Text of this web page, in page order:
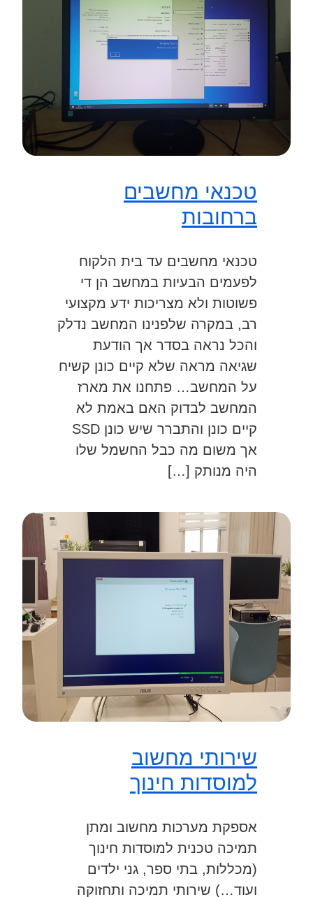
טכנאי מחשבים
ברחובות
טכנאי מחשבים עד בית הלקוח
לפעמים הבעיות במחשב הן די
פשוטות ולא מצריכות ידע מקצועי
רב, במקרה שלפנינו המחשב נדלק
והכל נראה בסדר אך הודעת
שגיאה מראה שלא קיים כונן קשיח
על המחשב… פתחנו את מארז
המחשב לבדוק האם באמת לא
קיים כונן והתברר שיש כונן SSD
אך משום מה כבל החשמל שלו
היה מנותק […]
שירותי מחשוב
למוסדות חינוך
אספקת מערכות מחשוב ומתן
תמיכה טכנית למוסדות חינוך
(מכללות, בתי ספר, גני ילדים
ועוד…) שירותי תמיכה ותחזוקה